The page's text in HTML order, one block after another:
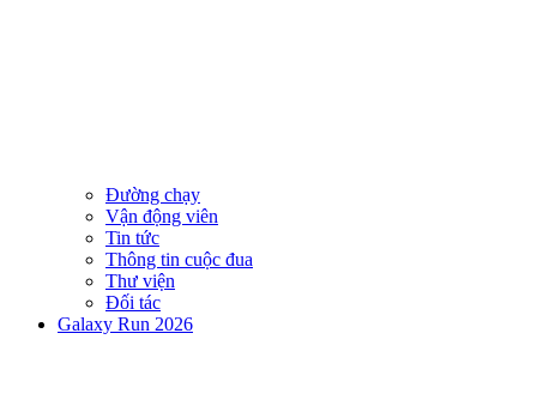
Đường chạy
Vận động viên
Tin tức
Thông tin cuộc đua
Thư viện
Đối tác
Galaxy Run 2026